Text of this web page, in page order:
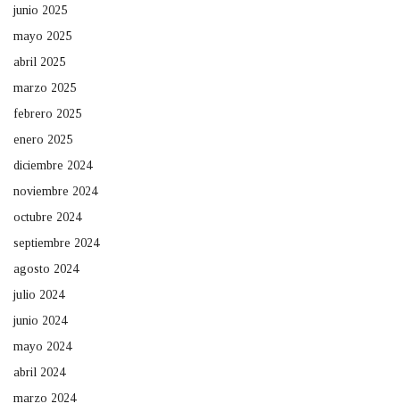
junio 2025
mayo 2025
abril 2025
marzo 2025
febrero 2025
enero 2025
diciembre 2024
noviembre 2024
octubre 2024
septiembre 2024
agosto 2024
julio 2024
junio 2024
mayo 2024
abril 2024
marzo 2024